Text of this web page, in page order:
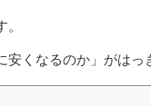
くなるのか」がはっ